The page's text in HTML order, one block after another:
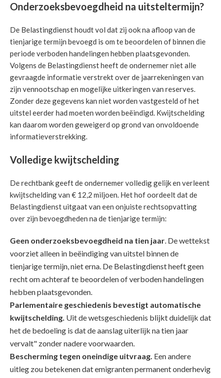
Onderzoeksbevoegdheid na uitsteltermijn?
De Belastingdienst houdt vol dat zij ook na afloop van de
tienjarige termijn bevoegd is om te beoordelen of binnen die
periode verboden handelingen hebben plaatsgevonden.
Volgens de Belastingdienst heeft de ondernemer niet alle
gevraagde informatie verstrekt over de jaarrekeningen van
zijn vennootschap en mogelijke uitkeringen van reserves.
Zonder deze gegevens kan niet worden vastgesteld of het
uitstel eerder had moeten worden beëindigd. Kwijtschelding
kan daarom worden geweigerd op grond van onvoldoende
informatieverstrekking.
Volledige kwijtschelding
De rechtbank geeft de ondernemer volledig gelijk en verleent
kwijtschelding van € 12,2 miljoen. Het hof oordeelt dat de
Belastingdienst uitgaat van een onjuiste rechtsopvatting
over zijn bevoegdheden na de tienjarige termijn:
Geen onderzoeksbevoegdheid na tien jaar. De wettekst
voorziet alleen in beëindiging van uitstel binnen de
tienjarige termijn, niet erna. De Belastingdienst heeft geen
recht om achteraf te beoordelen of verboden handelingen
hebben plaatsgevonden.
Parlementaire geschiedenis bevestigt automatische
kwijtschelding. Uit de wetsgeschiedenis blijkt duidelijk dat
het de bedoeling is dat de aanslag uiterlijk na tien jaar
vervalt" zonder nadere voorwaarden.
Bescherming tegen oneindige uitvraag. Een andere
uitleg zou betekenen dat emigranten permanent onderhevig